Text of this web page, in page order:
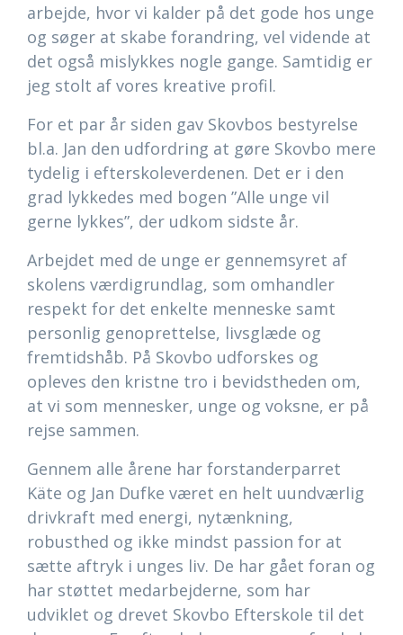
arbejde, hvor vi kalder på det gode hos unge
og søger at skabe forandring, vel vidende at
det også mislykkes nogle gange. Samtidig er
jeg stolt af vores kreative profil.
For et par år siden gav Skovbos bestyrelse
bl.a. Jan den udfordring at gøre Skovbo mere
tydelig i efterskoleverdenen. Det er i den
grad lykkedes med bogen ”Alle unge vil
gerne lykkes”, der udkom sidste år.
Arbejdet med de unge er gennemsyret af
skolens værdigrundlag, som omhandler
respekt for det enkelte menneske samt
personlig genoprettelse, livsglæde og
fremtidshåb. På Skovbo udforskes og
opleves den kristne tro i bevidstheden om,
at vi som mennesker, unge og voksne, er på
rejse sammen.
Gennem alle årene har forstanderparret
Käte og Jan Dufke været en helt uundværlig
drivkraft med energi, nytænkning,
robusthed og ikke mindst passion for at
sætte aftryk i unges liv. De har gået foran og
har støttet medarbejderne, som har
udviklet og drevet Skovbo Efterskole til det